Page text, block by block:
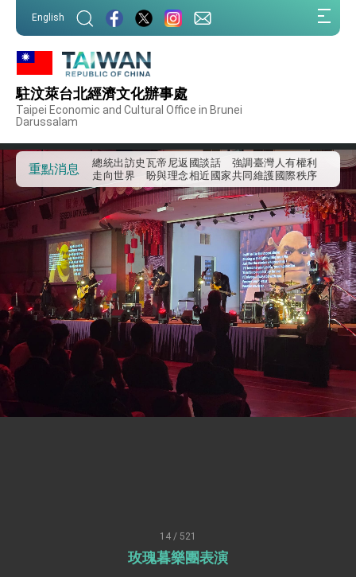
English
駐汶萊台北經濟文化辦事處
Taipei Economic and Cultural Office in Brunei
Darussalam
重點消息
外交部重要言論
我國政府將在美國亞利桑納州設立「駐鳳凰城辦
事處」，進一步深化台美交流合作
經驗為亞太醫療照護發展開創新里程碑
外交部發布WHA文宣影片「台灣醫療點亮世界」
總統出訪史瓦帝尼返國談話 強調臺灣人有權利
走向世界 盼與理念相近國家共同維護國際秩序
堅定走向世界 賴總統抵達史瓦帝尼王國進行國是
訪問
總統與五院院長新春茶敘 盼化分歧為團結、為
國家邁出合作第一步
總統農曆春節談話
台美貿易協議完成簽署達成6大目標、創5大歷史
性突破 總統強調將以3大面向加速臺灣經濟轉型
升級 籲請立院全力支持並盡速通過
臺美簽署「對等貿易協定」確立對等關稅15%且不
疊加 我輸美2072項產品豁免對等關稅
總統接受「法新社」（AFP）專訪內容
外交部長林佳龍於《外交事務》撰文指出：自由
世界 需要台灣，團結合作方能守護繁榮
外交部長林佳龍出席《台灣光華雜誌》50週年慶
「見證蛻變，分享世界的光華」開幕式，期許數
會」訪問團一行，深化跨大西洋戰略夥伴關係
臺美經貿談判獲階段性成果 卓揆期勉爭取時間完
14 / 521
玫瑰暮樂團表演